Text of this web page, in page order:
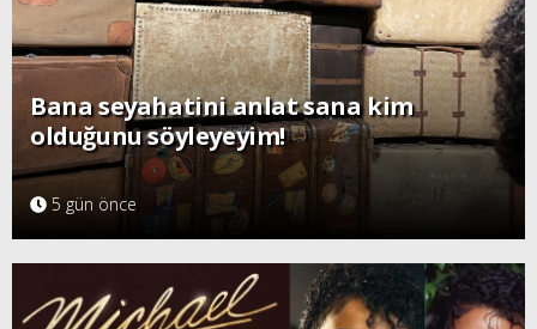
Bana seyahatini anlat sana kim
olduğunu söyleyeyim!
5 gün önce